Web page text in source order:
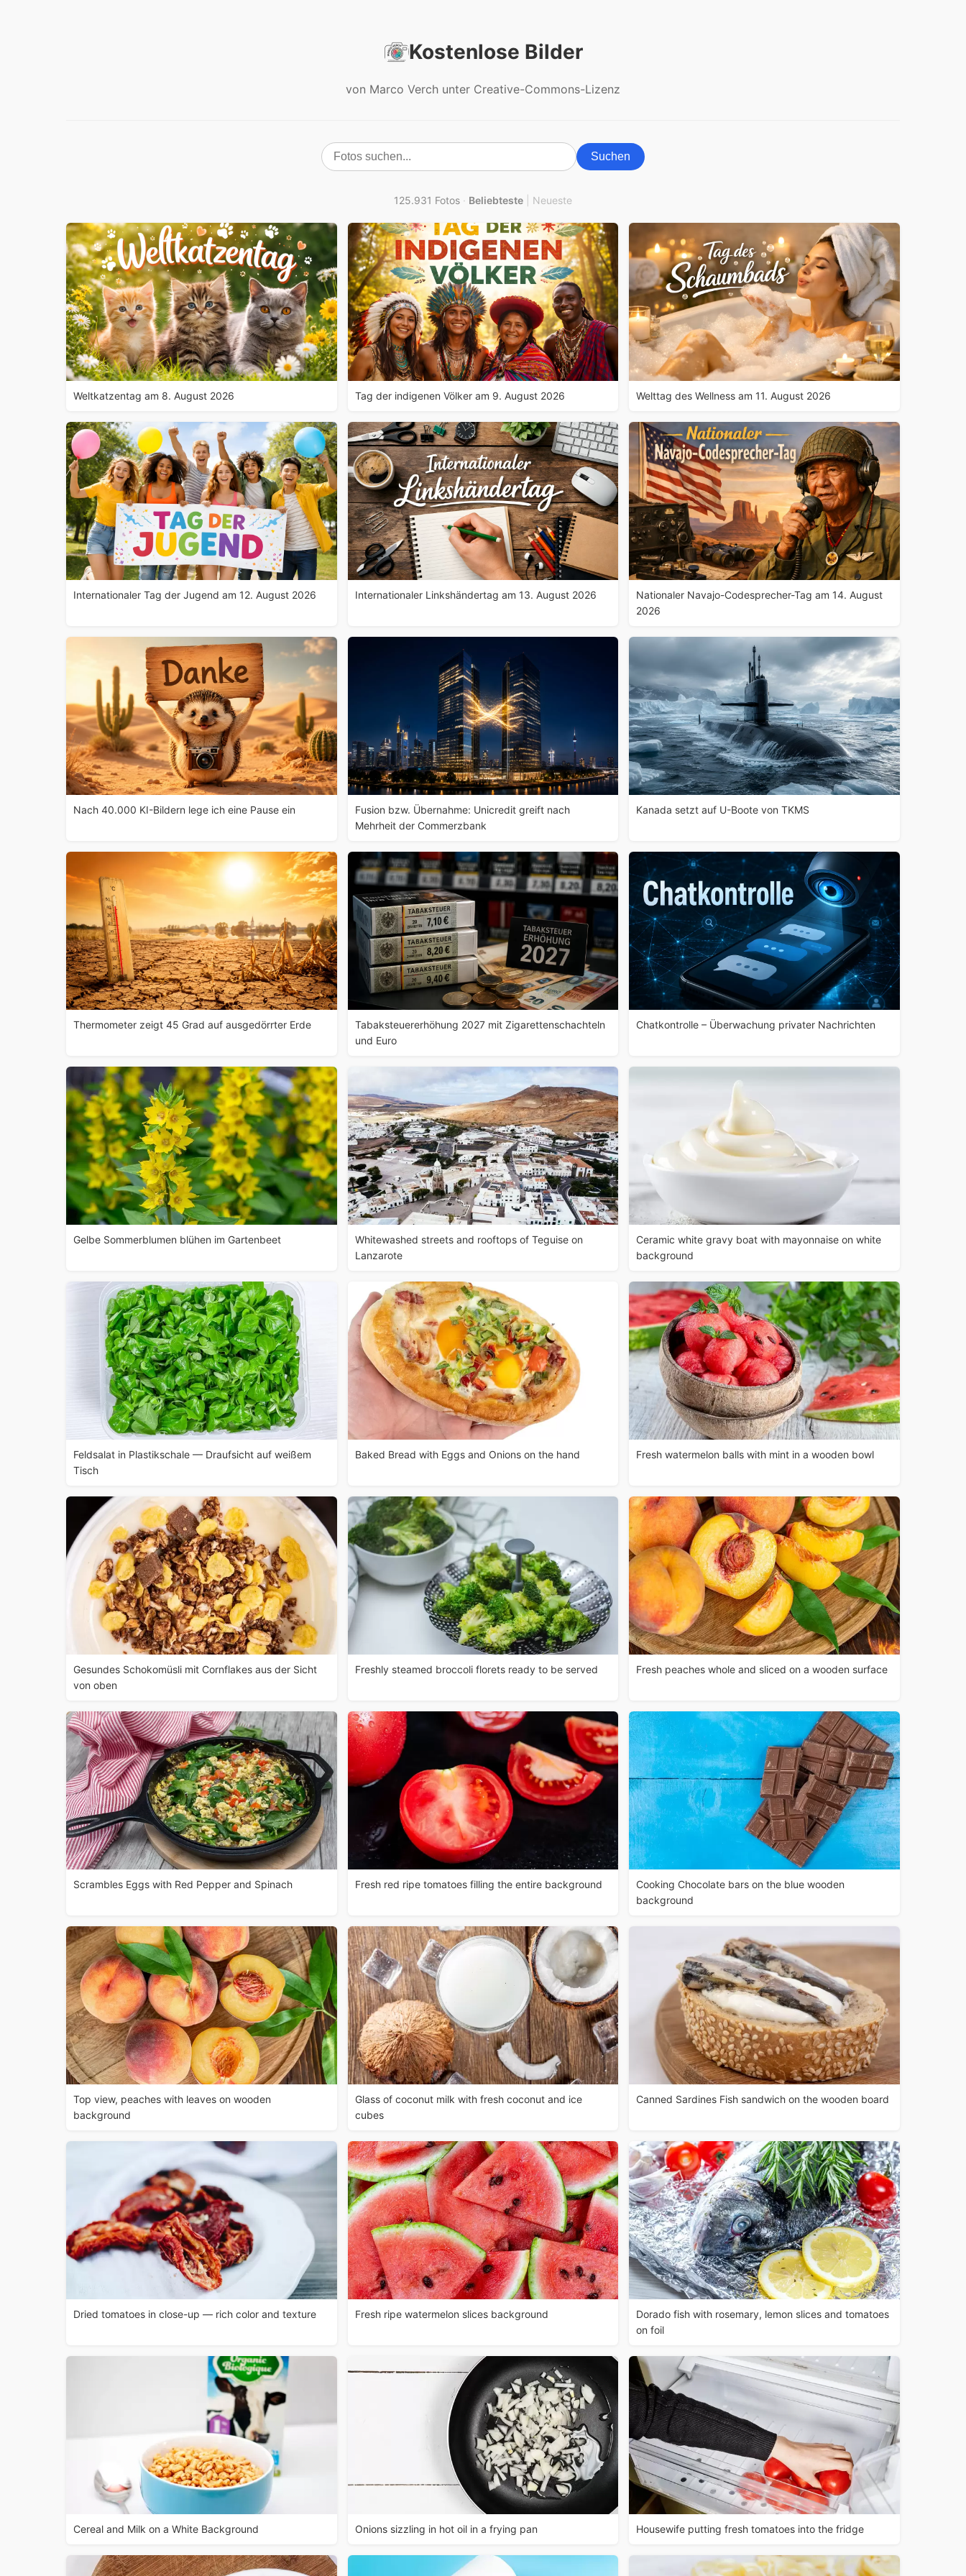
Kostenlose Bilder
von Marco Verch unter Creative-Commons-Lizenz
Suchen
125.931 Fotos · Beliebteste Neueste
Weltkatzentag am 8. August 2026 Tag der indigenen Völker am 9. August 2026 Welttag des Wellness am 11. August 2026
Internationaler Tag der Jugend am 12. August 2026 Internationaler Linkshändertag am 13. August 2026
Nationaler Navajo-Codesprecher-Tag am 14. August
2026
Nach 40.000 KI-Bildern lege ich eine Pause ein
Fusion bzw. Übernahme: Unicredit greift nach
Mehrheit der Commerzbank
Kanada setzt auf U-Boote von TKMS
Thermometer zeigt 45 Grad auf ausgedörrter Erde
Tabaksteuererhöhung 2027 mit Zigarettenschachteln
und Euro
Chatkontrolle – Überwachung privater Nachrichten
Gelbe Sommerblumen blühen im Gartenbeet
Whitewashed streets and rooftops of Teguise on
Lanzarote
Ceramic white gravy boat with mayonnaise on white
background
Feldsalat in Plastikschale — Draufsicht auf weißem
Tisch
Baked Bread with Eggs and Onions on the hand Fresh watermelon balls with mint in a wooden bowl
Gesundes Schokomüsli mit Cornflakes aus der Sicht
von oben
Freshly steamed broccoli florets ready to be served Fresh peaches whole and sliced on a wooden surface
Scrambles Eggs with Red Pepper and Spinach Fresh red ripe tomatoes filling the entire background
Cooking Chocolate bars on the blue wooden
background
Top view, peaches with leaves on wooden
background
Glass of coconut milk with fresh coconut and ice
cubes
Canned Sardines Fish sandwich on the wooden board
Dried tomatoes in close-up — rich color and texture Fresh ripe watermelon slices background
Dorado fish with rosemary, lemon slices and tomatoes
on foil
Cereal and Milk on a White Background Onions sizzling in hot oil in a frying pan Housewife putting fresh tomatoes into the fridge